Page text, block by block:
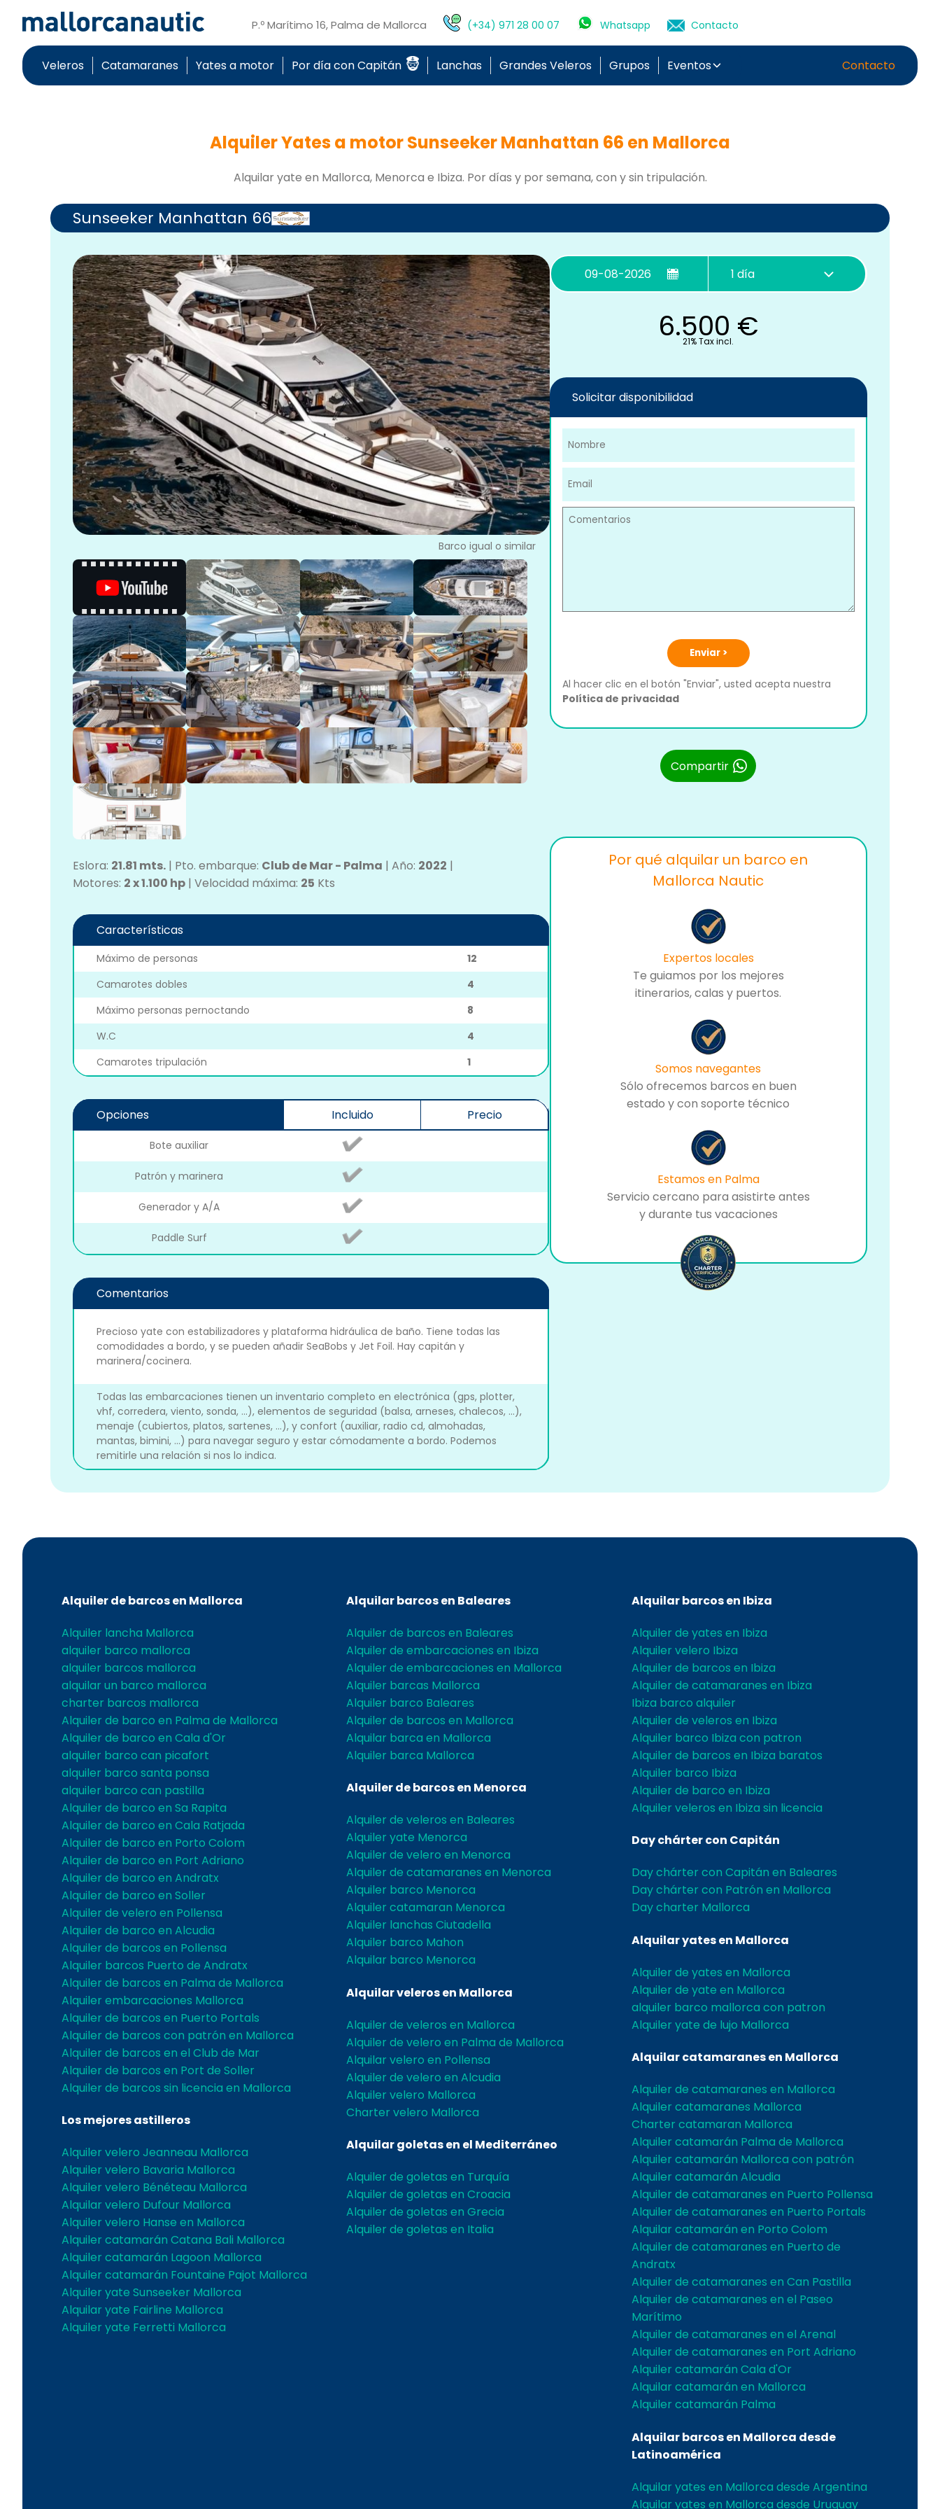
P.º Marítimo 16, Palma de Mallorca (+34) 971 28 00 07 Whatsapp Contacto
Veleros Catamaranes Yates a motor Por día con Capitán Lanchas Grandes Veleros Grupos Eventos Contacto
Alquiler Yates a motor Sunseeker Manhattan 66 en Mallorca
Alquilar yate en Mallorca, Menorca e Ibiza. Por días y por semana, con y sin tripulación.
Sunseeker Manhattan 66
Barco igual o similar
Eslora: 21.81 mts. | Pto. embarque: Club de Mar - Palma | Año: 2022 |
Motores: 2 x 1.100 hp | Velocidad máxima: 25 Kts
Características
Máximo de personas
12
Camarotes dobles
4
Máximo personas pernoctando
8
W.C
4
Camarotes tripulación
1
Opciones Incluido Precio
Bote auxiliar
Patrón y marinera
Generador y A/A
Paddle Surf
Comentarios
Precioso yate con estabilizadores y plataforma hidráulica de baño. Tiene todas las
comodidades a bordo, y se pueden añadir SeaBobs y Jet Foil. Hay capitán y
marinera/cocinera.
Todas las embarcaciones tienen un inventario completo en electrónica (gps, plotter,
vhf, corredera, viento, sonda, ...), elementos de seguridad (balsa, arneses, chalecos, ...),
menaje (cubiertos, platos, sartenes, ...), y confort (auxiliar, radio cd, almohadas,
mantas, bimini, ...) para navegar seguro y estar cómodamente a bordo. Podemos
remitirle una relación si nos lo indica.
6.500 €
21% Tax incl.
Solicitar disponibilidad
Enviar >
Al hacer clic en el botón "Enviar", usted acepta nuestra
Política de privacidad
Compartir
Por qué alquilar un barco en
Mallorca Nautic
Expertos locales
Te guiamos por los mejores
itinerarios, calas y puertos.
Somos navegantes
Sólo ofrecemos barcos en buen
estado y con soporte técnico
Estamos en Palma
Servicio cercano para asistirte antes
y durante tus vacaciones
Alquiler de barcos en Mallorca
Alquiler lancha Mallorca
alquiler barco mallorca
alquiler barcos mallorca
alquilar un barco mallorca
charter barcos mallorca
Alquiler de barco en Palma de Mallorca
Alquiler de barco en Cala d'Or
alquiler barco can picafort
alquiler barco santa ponsa
alquiler barco can pastilla
Alquiler de barco en Sa Rapita
Alquiler de barco en Cala Ratjada
Alquiler de barco en Porto Colom
Alquiler de barco en Port Adriano
Alquiler de barco en Andratx
Alquiler de barco en Soller
Alquiler de velero en Pollensa
Alquiler de barco en Alcudia
Alquiler de barcos en Pollensa
Alquiler barcos Puerto de Andratx
Alquiler de barcos en Palma de Mallorca
Alquiler embarcaciones Mallorca
Alquiler de barcos en Puerto Portals
Alquiler de barcos con patrón en Mallorca
Alquiler de barcos en el Club de Mar
Alquiler de barcos en Port de Soller
Alquiler de barcos sin licencia en Mallorca
Los mejores astilleros
Alquiler velero Jeanneau Mallorca
Alquiler velero Bavaria Mallorca
Alquiler velero Bénéteau Mallorca
Alquilar velero Dufour Mallorca
Alquiler velero Hanse en Mallorca
Alquiler catamarán Catana Bali Mallorca
Alquiler catamarán Lagoon Mallorca
Alquiler catamarán Fountaine Pajot Mallorca
Alquiler yate Sunseeker Mallorca
Alquilar yate Fairline Mallorca
Alquiler yate Ferretti Mallorca
Alquilar barcos en Baleares
Alquiler de barcos en Baleares
Alquiler de embarcaciones en Ibiza
Alquiler de embarcaciones en Mallorca
Alquiler barcas Mallorca
Alquiler barco Baleares
Alquiler de barcos en Mallorca
Alquilar barca en Mallorca
Alquiler barca Mallorca
Alquiler de barcos en Menorca
Alquiler de veleros en Baleares
Alquiler yate Menorca
Alquiler de velero en Menorca
Alquiler de catamaranes en Menorca
Alquiler barco Menorca
Alquiler catamaran Menorca
Alquiler lanchas Ciutadella
Alquiler barco Mahon
Alquilar barco Menorca
Alquilar veleros en Mallorca
Alquiler de veleros en Mallorca
Alquiler de velero en Palma de Mallorca
Alquilar velero en Pollensa
Alquiler de velero en Alcudia
Alquiler velero Mallorca
Charter velero Mallorca
Alquilar goletas en el Mediterráneo
Alquiler de goletas en Turquía
Alquiler de goletas en Croacia
Alquiler de goletas en Grecia
Alquiler de goletas en Italia
Alquilar barcos en Ibiza
Alquiler de yates en Ibiza
Alquiler velero Ibiza
Alquiler de barcos en Ibiza
Alquiler de catamaranes en Ibiza
Ibiza barco alquiler
Alquiler de veleros en Ibiza
Alquiler barco Ibiza con patron
Alquiler de barcos en Ibiza baratos
Alquiler barco Ibiza
Alquiler de barco en Ibiza
Alquiler veleros en Ibiza sin licencia
Day chárter con Capitán
Day chárter con Capitán en Baleares
Day chárter con Patrón en Mallorca
Day charter Mallorca
Alquilar yates en Mallorca
Alquiler de yates en Mallorca
Alquiler de yate en Mallorca
alquiler barco mallorca con patron
Alquiler yate de lujo Mallorca
Alquilar catamaranes en Mallorca
Alquiler de catamaranes en Mallorca
Alquiler catamaranes Mallorca
Charter catamaran Mallorca
Alquiler catamarán Palma de Mallorca
Alquiler catamarán Mallorca con patrón
Alquiler catamarán Alcudia
Alquiler de catamaranes en Puerto Pollensa
Alquiler de catamaranes en Puerto Portals
Alquilar catamarán en Porto Colom
Alquiler de catamaranes en Puerto de
Andratx
Alquiler de catamaranes en Can Pastilla
Alquiler de catamaranes en el Paseo
Marítimo
Alquiler de catamaranes en el Arenal
Alquiler de catamaranes en Port Adriano
Alquiler catamarán Cala d'Or
Alquilar catamarán en Mallorca
Alquiler catamarán Palma
Alquilar barcos en Mallorca desde
Latinoamérica
Alquilar yates en Mallorca desde Argentina
Alquilar yates en Mallorca desde Uruguay